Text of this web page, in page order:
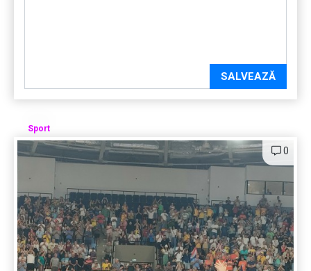
SALVEAZĂ
Sport
0